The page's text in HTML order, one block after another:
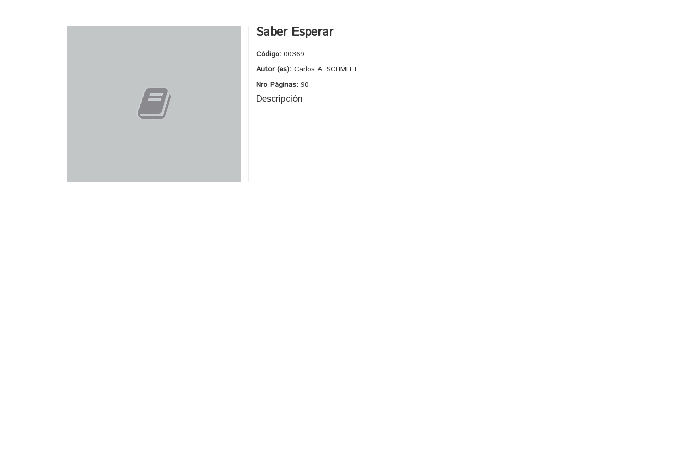
Saber Esperar
Código: 00369
Autor (es): Carlos A. SCHMITT
Nro Páginas: 90
Descripción